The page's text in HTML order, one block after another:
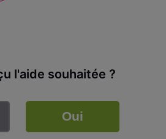
l'aide souhaitée ?
Oui